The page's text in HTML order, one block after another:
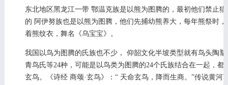
东北地区黑龙江一带 鄂温克族是以熊为图腾的，最初他们禁止
的 阿伊努族也是以熊为图腾，他们先捕幼熊养大，每年熊祭时
着熊纹衣，舞名《乌宝宝》。
我国以鸟为图腾的氏族也不少， 仰韶文化半坡类型就有鸟头陶
青鸟氏等24种，可能是以鸟类为图腾的24个氏族结合在一起，
玄鸟。《诗经 商颂·玄鸟》：“ 天命玄鸟，降而生商。”传说黄